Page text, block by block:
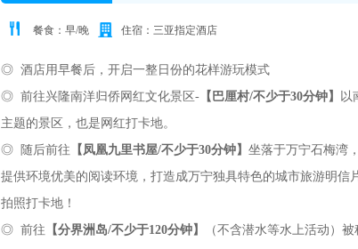
餐食：早/晚 住宿：三亚指定酒店
◎ 酒店用早餐后，开启一整日份的花样游玩模式
◎ 前往兴隆南洋归侨网红文化景区- 【 巴厘村/不少于30分钟】
以
主题的景区，也是网红打卡地。
◎ 随后前往 【 凤凰九里书屋/不少于30分钟】 坐落于万宁石梅湾
提供环境优美的阅读环境，打造成万宁独具特色的城市旅游明
拍照打卡地！
◎ 前往 【分界洲岛/不少于120分钟】
（不含潜水等水上活动）